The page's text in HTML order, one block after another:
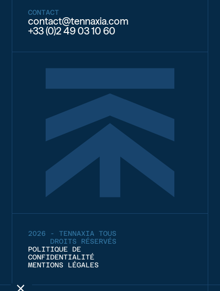
CONTACT
contact@tennaxia.com
+33 (0)2 49 03 10 60
2026 - TENNAXIA TOUS
DROITS RÉSERVÉS
POLITIQUE DE
CONFIDENTIALITÉ
MENTIONS LÉGALES